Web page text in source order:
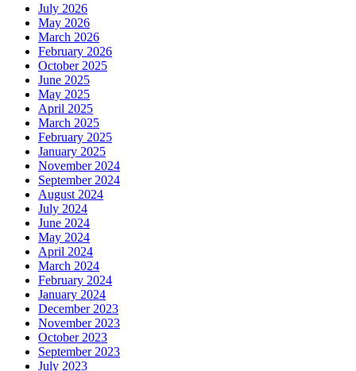
July 2026
May 2026
March 2026
February 2026
October 2025
June 2025
May 2025
April 2025
March 2025
February 2025
January 2025
November 2024
September 2024
August 2024
July 2024
June 2024
May 2024
April 2024
March 2024
February 2024
January 2024
December 2023
November 2023
October 2023
September 2023
July 2023